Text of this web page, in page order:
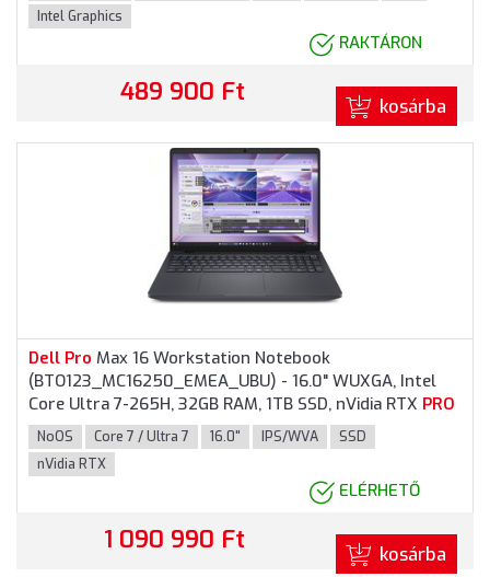
Intel Graphics
RAKTÁRON
489 900 Ft kosárba
Dell Pro Max 16 Workstation Notebook
(BTO123_MC16250_EMEA_UBU) - 16.0" WUXGA, Intel
Core Ultra 7-265H, 32GB RAM, 1TB SSD, nVidia RTX PRO
1000 Blackwell 8GB, Magyar billentyűzet, Operációs
rendszer nélkül, 3 év garancia, Grafitszürke színben
NoOS Core 7 / Ultra 7 16.0" IPS/WVA
SSD
nVidia RTX
ELÉRHETŐ
1 090 990 Ft kosárba